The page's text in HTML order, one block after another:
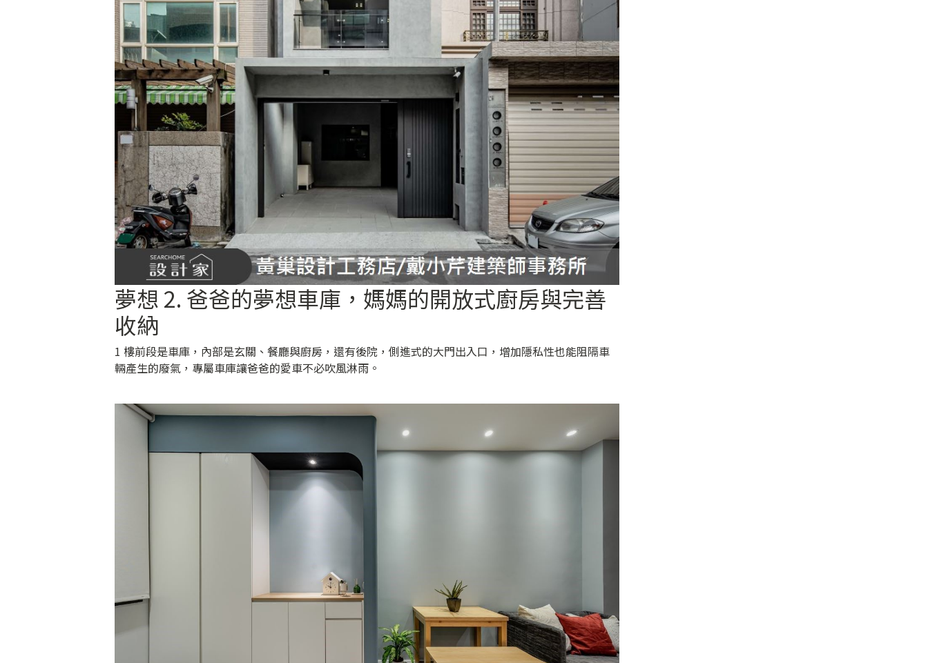
夢想 2. 爸爸的夢想車庫，媽媽的開放式廚房與完善
收納
1 樓前段是車庫，內部是玄關、餐廳與廚房，還有後院，側進式的大門出入口，增加隱私性也能阻隔車
輛產生的廢氣，專屬車庫讓爸爸的愛車不必吹風淋雨。